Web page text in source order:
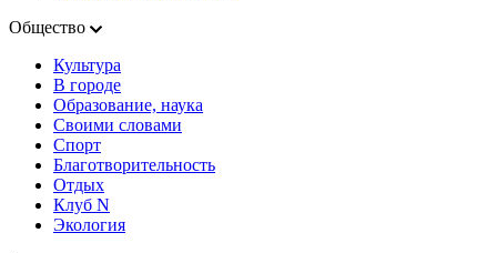
Общество
Культура
В городе
Образование, наука
Своими словами
Спорт
Благотворительность
Отдых
Клуб N
Экология